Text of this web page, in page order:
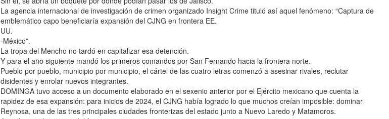
La agencia internacional de investigación de crimen organizado Insight Crime tituló así aquel fenómeno: “Captura de
emblemático capo beneficiaría expansión del CJNG en frontera EE.
UU.
-México”.
La tropa del Mencho no tardó en capitalizar esa detención.
Y para el año siguiente mandó los primeros comandos por San Fernando hacia la frontera norte.
Pueblo por pueblo, municipio por municipio, el cártel de las cuatro letras comenzó a asesinar rivales, reclutar
disidentes y enrolar nuevos integrantes.
DOMINGA tuvo acceso a un documento elaborado en el sexenio anterior por el Ejército mexicano que cuenta la
rapidez de esa expansión: para inicios de 2024, el CJNG había logrado lo que muchos creían imposible: dominar
Reynosa, una de las tres principales ciudades fronterizas del estado junto a Nuevo Laredo y Matamoros.